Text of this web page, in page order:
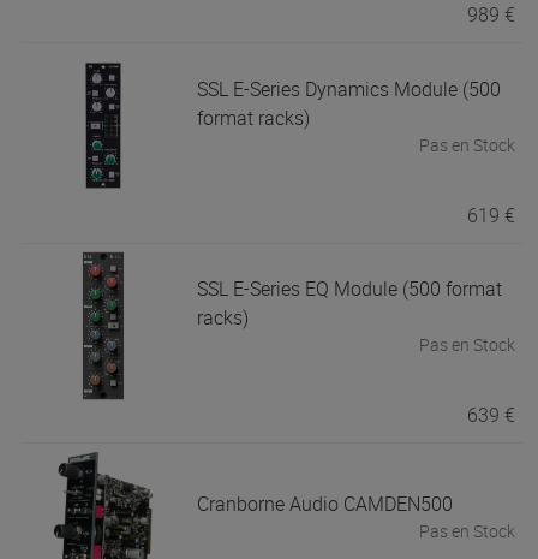
989 €
SSL E-Series Dynamics Module (500
format racks)
Pas en Stock
619 €
SSL E-Series EQ Module (500 format
racks)
Pas en Stock
639 €
Cranborne Audio CAMDEN500
Pas en Stock